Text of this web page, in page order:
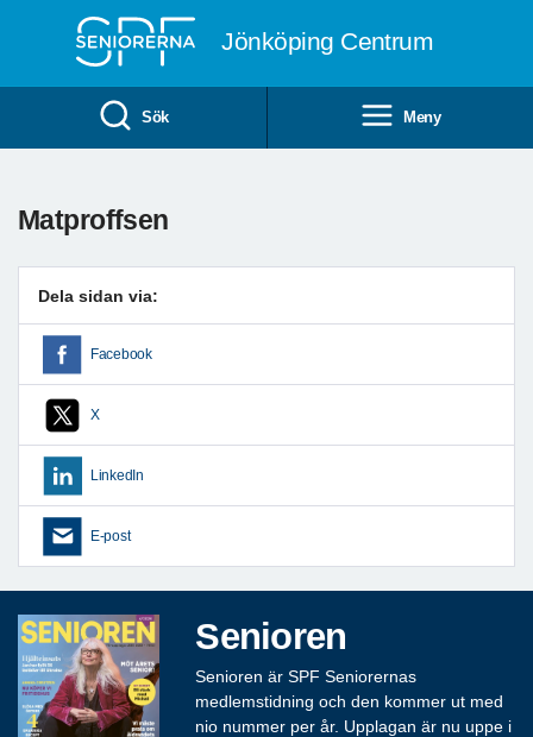
Jönköping Centrum
Sök Meny
Matproffsen
Dela sidan via:
Facebook
X
LinkedIn
E-post
Senioren
Senioren är SPF Seniorernas
medlemstidning och den kommer ut med
nio nummer per år. Upplagan är nu uppe i